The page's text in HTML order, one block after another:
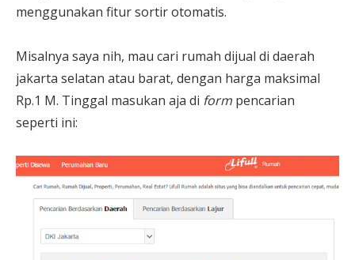
menggunakan fitur sortir otomatis.
Misalnya saya nih, mau cari rumah dijual di daerah
jakarta selatan atau barat, dengan harga maksimal
Rp.1 M. Tinggal masukan aja di form pencarian
seperti ini: